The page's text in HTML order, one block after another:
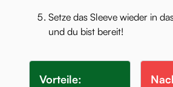
Setze das Sleeve wieder in
und du bist bereit!
Vorteile: